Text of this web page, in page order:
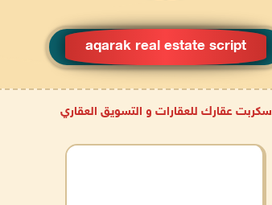
aqarak real estate script
سكربت عقارك للعقارات و التسويق العقاري